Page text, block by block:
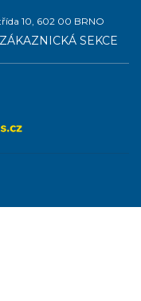
10, 602 00 BRNO
SEKCE